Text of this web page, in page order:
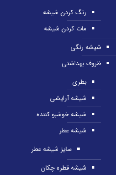
رنگ کردن شیشه
مات کردن شیشه
شیشه رنگی
ظروف بهداشتی
بطری
شیشه آرایشی
شیشه خوشبو کننده
شیشه عطر
سایز شیشه عطر
شیشه قطره چکان